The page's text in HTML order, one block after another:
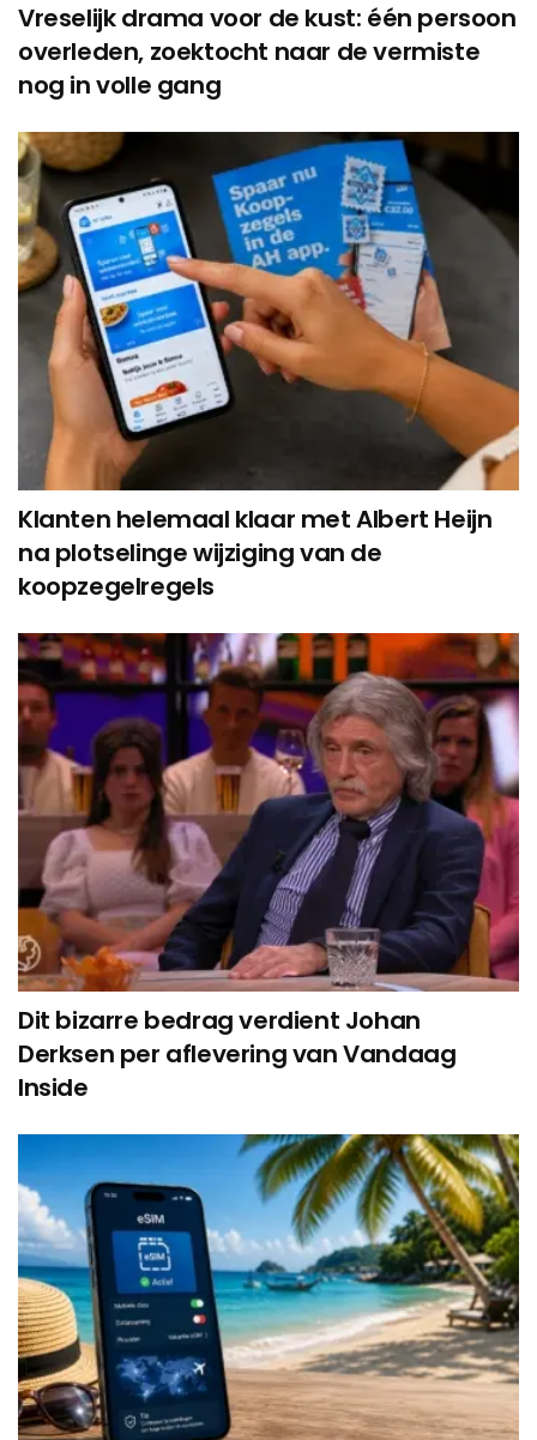
Vreselijk drama voor de kust: één persoon
overleden, zoektocht naar de vermiste
nog in volle gang
Klanten helemaal klaar met Albert Heijn
na plotselinge wijziging van de
koopzegelregels
Dit bizarre bedrag verdient Johan
Derksen per aflevering van Vandaag
Inside